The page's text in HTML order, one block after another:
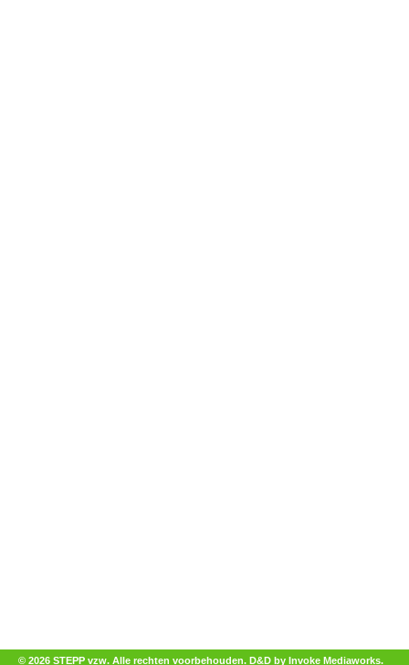
© 2026 STEPP vzw. Alle rechten voorbehouden. D&D by Invoke Mediaworks.